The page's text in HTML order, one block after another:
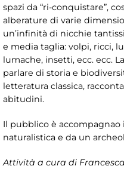
spazi da “ri-conquistare”,
alberature di varie
un’infinità di nicchie
e media taglia: volpi, ricci,
lumache, insetti, ecc. ecc.
parlare di storia e
letteratura classica,
abitudini.
Il pubblico è
naturalistica e da un
Attività a cura di